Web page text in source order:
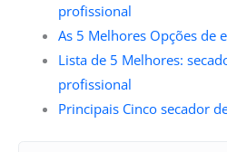
profissional
As 5 Melhores Opções de
Lista de 5 Melhores:
profissional
Principais Cinco secador